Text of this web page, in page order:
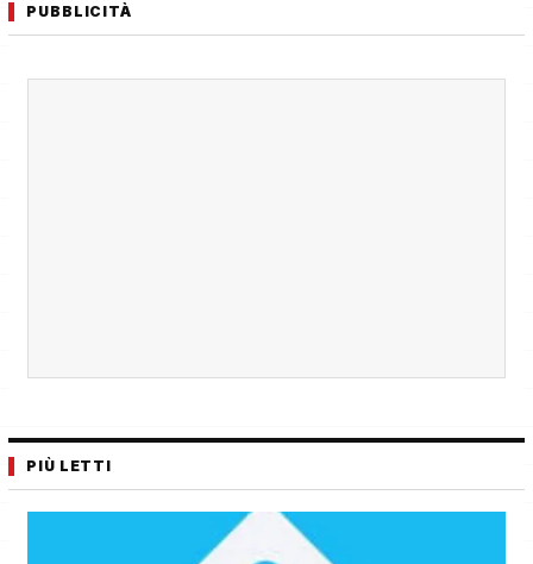
PUBBLICITÀ
PIÙ LETTI